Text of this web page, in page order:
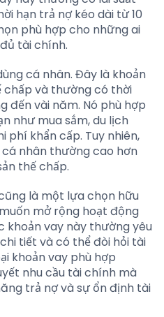
hạn trả nợ kéo dài từ 10
phù hợp cho những ai
tài chính.
cá nhân. Đây là khoản
chấp và thường có thời
đến vài năm. Nó phù hợp
như mua sắm, du lịch
phí khẩn cấp. Tuy nhiên,
nhân thường cao hơn
thế chấp.
là một lựa chọn hữu
mở rộng hoạt động
khoản vay này thường yêu
tiết và có thể đòi hỏi tài
khoản vay phù hợp
nhu cầu tài chính mà
trả nợ và sự ổn định tài